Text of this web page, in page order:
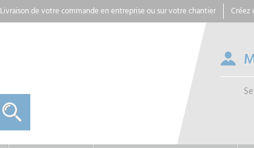
Livraison de votre commande en entreprise ou sur votre chantier Créez